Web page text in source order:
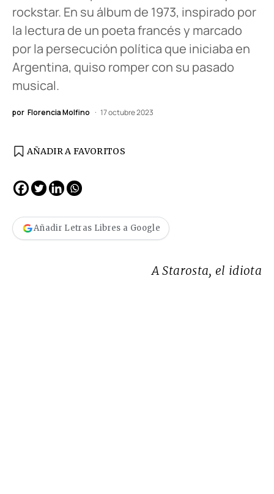
rockstar. En su álbum de 1973, inspirado por
la lectura de un poeta francés y marcado
por la persecución política que iniciaba en
Argentina, quiso romper con su pasado
musical.
por Florencia Molfino 17 octubre 2023
AÑADIR A FAVORITOS
Añadir Letras Libres a Google
A Starosta, el idiota